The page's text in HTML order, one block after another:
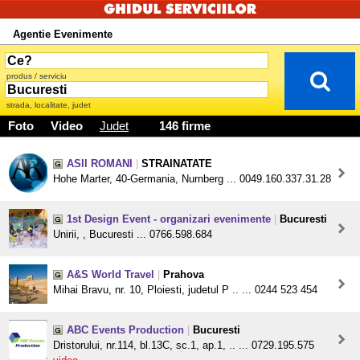
Agentie Evenimente
produs / serviciu
strada, localitate, judet
Foto Video Judet 146 firme
ASII ROMANI
STRAINATATE
Hohe Marter, 40-Germania, Nurnberg ... 0049.160.337.31.28
1st Design Event - organizari evenimente
Bucuresti
Unirii, , Bucuresti ... 0766.598.684
A&S World Travel
Prahova
Mihai Bravu, nr. 10, Ploiesti, judetul P .. ... 0244 523 454
ABC Events Production
Bucuresti
Dristorului, nr.114, bl.13C, sc.1, ap.1, .. ... 0729.195.575